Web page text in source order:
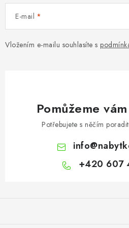
E-mail
Vložením e-mailu souhlasíte s
Pomůžeme
Potřebujete s něčím
info@
+420 607